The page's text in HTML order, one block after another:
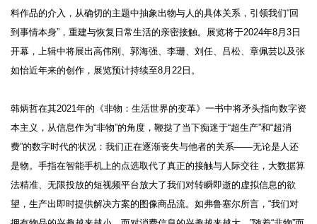
料作品的介入，从确切的主题中抽象出物与人的具体关系，引领我们“回
到事情本身”，重建与恢复日常生活的亲密接触。展览将于2024年8月3日
开幕，上辑中将展出高伟刚、郭海强、李珊、刘任、吕松、章佩芸以及张
如怡近年来的创作，展览预计持续至8月22日。
韩炳哲在其2021年的《非物：生活世界的变革》一书中将矛头指向数字资
本主义，从信息作为“非物”的角度，鞭挞了当下痴迷于“超生产”和“超消
费”的数字时代的状况：我们正在逐渐丧失与他者的关系——无论是人还
是物。手指在智能手机上的点选取代了真正的接触与人际交往，大数据算
法精准、无限投放的短视频平台放大了我们对转瞬即逝的虚拟信息的欲
望，生产出即时提供解决方案的图像商品流。如弗鲁塞尔所言，“我们对